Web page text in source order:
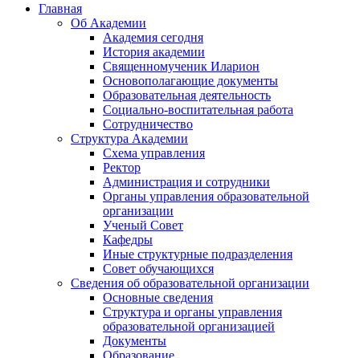
Главная
Об Академии
Академия сегодня
История академии
Священномученик Иларион
Основополагающие документы
Образовательная деятельность
Социально-воспитательная работа
Сотрудничество
Структура Академии
Схема управления
Ректор
Администрация и сотрудники
Органы управления образовательной
организации
Ученый Совет
Кафедры
Иные структурные подразделения
Совет обучающихся
Сведения об образовательной организации
Основные сведения
Структура и органы управления
образовательной организацией
Документы
Образование